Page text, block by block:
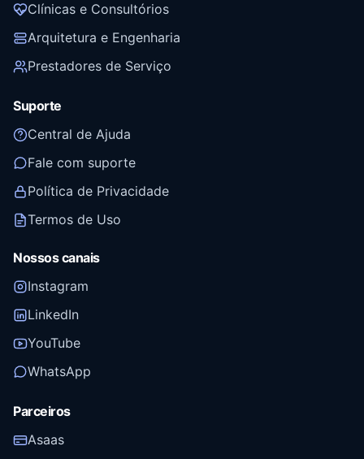
Clínicas e Consultórios
Arquitetura e Engenharia
Prestadores de Serviço
Suporte
Central de Ajuda
Fale com suporte
Política de Privacidade
Termos de Uso
Nossos canais
Instagram
LinkedIn
YouTube
WhatsApp
Parceiros
Asaas